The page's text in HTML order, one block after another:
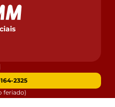
2325
feriado)